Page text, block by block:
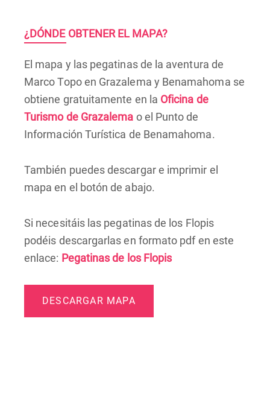
¿DÓNDE OBTENER EL MAPA?
El mapa y las pegatinas de la aventura de
Marco Topo en Grazalema y Benamahoma se
obtiene gratuitamente en la Oficina de
Turismo de Grazalema o el Punto de
Información Turística de Benamahoma.
También puedes descargar e imprimir el
mapa en el botón de abajo.
Si necesitáis las pegatinas de los Flopis
podéis descargarlas en formato pdf en este
enlace: Pegatinas de los Flopis
DESCARGAR MAPA